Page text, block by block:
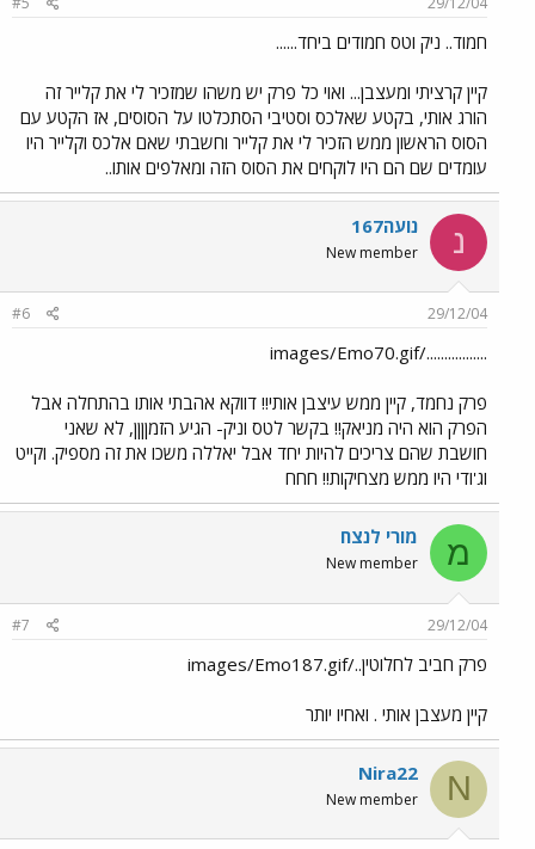
חמוד.. ניק וטס חמודים ביחד......
קיין קרציתי ומעצבן... ואוי כל פרק יש משהו שמזכיר לי את קלייר זה
הורג אותי, בקטע שאלכס וסטיבי הסתכלטו על הסוסים, אז הקטע עם
הסוס הראשון ממש הזכיר לי את קלייר וחשבתי שאם אלכס וקלייר היו
עומדים שם הם היו לוקחים את הסוס הזה ומאלפים אותו..
נ נועה167
New member
29/12/04
#6
................./images/Emo70.gif
פרק נחמד, קיין ממש עיצבן אותי!! דווקא אהבתי אותו בהתחלה אבל
הפרק הוא היה מניאק!! בקשר לטס וניק- הגיע הזמןןןן, לא שאני
חושבת שהם צריכים להיות יחד אבל יאללה משכו את זה מספיק. וקייט
וג'ודי היו ממש מצחיקות!! חחח
מ מורי לנצח
New member
29/12/04
#7
פרק חביב לחלוטין../images/Emo187.gif
קיין מעצבן אותי . ואחיו יותר
N
Nira22
New member